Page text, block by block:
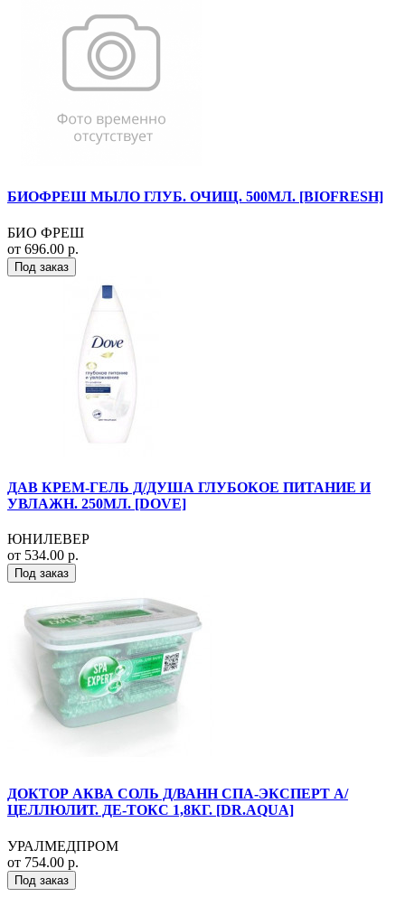
БИОФРЕШ МЫЛО ГЛУБ. ОЧИЩ. 500МЛ. [BIOFRESH]
БИО ФРЕШ
от 696.00 р.
Под заказ
ДАВ КРЕМ-ГЕЛЬ Д/ДУША ГЛУБОКОЕ ПИТАНИЕ И
УВЛАЖН. 250МЛ. [DOVE]
ЮНИЛЕВЕР
от 534.00 р.
Под заказ
ДОКТОР АКВА СОЛЬ Д/ВАНН СПА-ЭКСПЕРТ А/
ЦЕЛЛЮЛИТ. ДЕ-ТОКС 1,8КГ. [DR.AQUA]
УРАЛМЕДПРОМ
от 754.00 р.
Под заказ